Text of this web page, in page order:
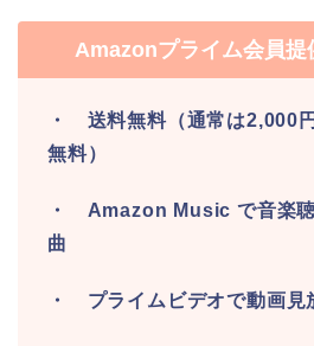
Amazonプライム会員提
・ 送料無料（通常は2,000
無料）
・ Amazon Music で音楽
曲
・ プライムビデオで動画